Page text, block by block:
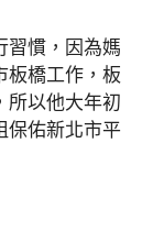
習慣，因為媽
板橋工作，板
所以他大年初
保佑新北市平